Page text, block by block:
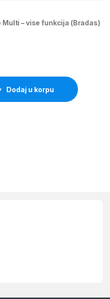
– vise funkcija (Bradas)
funkcija (Bradas) quantity
Dodaj u korpu